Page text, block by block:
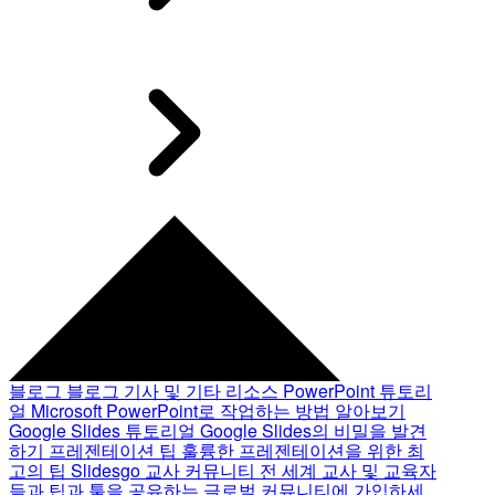
블로그 블로그 기사 및 기타 리소스 PowerPoint 튜토리
얼 Microsoft PowerPoint로 작업하는 방법 알아보기
Google Slides 튜토리얼 Google Slides의 비밀을 발견
하기 프레젠테이션 팁 훌륭한 프레젠테이션을 위한 최
고의 팁 Slidesgo 교사 커뮤니티 전 세계 교사 및 교육자